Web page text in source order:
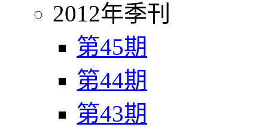
2012年季刊
第45期
第44期
第43期